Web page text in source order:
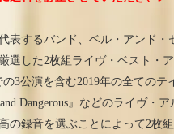
表するバンド、ベル・アンド
選した2枚組ライヴ・ベスト・
の3公演を含む2019年の全ての
Dangerous』などのライヴ・
の録音を選ぶことによって2枚